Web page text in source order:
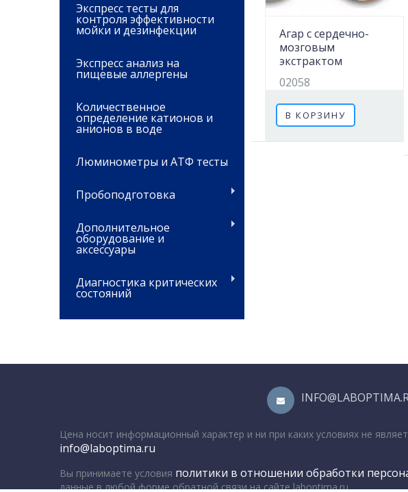
Экспресс тесты для
контроля эффективности
мойки и дезинфекции
Экспресс анализ на
пищевые аллергены
Количественное
определение катионов и
анионов в воде
Люминометры и АТФ тесты
Пробоподготовка
Дополнительное
оборудование и
аксессуары
Диагностика критических
состояний
Агар с сердечно-
мозговым
экстрактом
02058
В КОРЗИНУ
Цена носит информационный характер и ни при каких условиях не
info@laboptima.ru
Вы принимаете условия политики в отношении обработки
данные в любой форме обратной связи на сайте laboptima.ru